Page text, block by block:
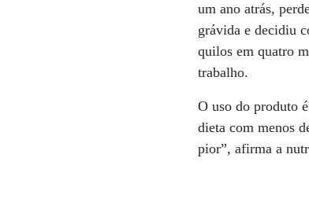
um ano atrás,
grávida e decidiu
quilos em quatro
trabalho.
O uso do produto
dieta com menos
pior”, afirma a